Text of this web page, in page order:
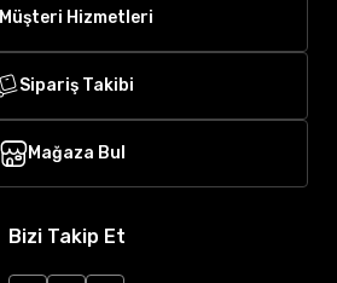
Müşteri Hizmetleri
Sipariş Takibi
Mağaza Bul
Bizi Takip Et